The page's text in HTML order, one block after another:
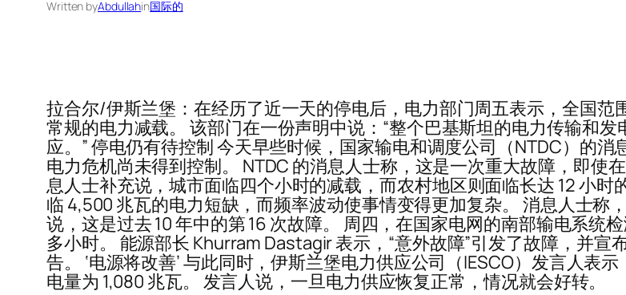
Written byAbdullahin国际的
拉合尔/伊斯兰堡：在经历了近一天的停电后，电力部门周五表示，全国
常规的电力减载。 该部门在一份声明中说：“整个巴基斯坦的电力传输和
应。” 停电仍有待控制 今天早些时候，国家输电和调度公司（NTDC）的
电力危机尚未得到控制。 NTDC 的消息人士称，这是一次重大故障，即使
息人士补充说，城市面临四个小时的减载，而农村地区则面临长达 12 小
临 4,500 兆瓦的电力短缺，而频率波动使事情变得更加复杂。 消息人士称
说，这是过去 10 年中的第 16 次故障。 周四，在国家电网的南部输电系统
多小时。 能源部长 Khurram Dastagir 表示，“意外故障”引发了故障，并
告。 ‘电源将改善’ 与此同时，伊斯兰堡电力供应公司（IESCO）发言人表
电量为 1,080 兆瓦。 发言人说，一旦电力供应恢复正常，情况就会好转。